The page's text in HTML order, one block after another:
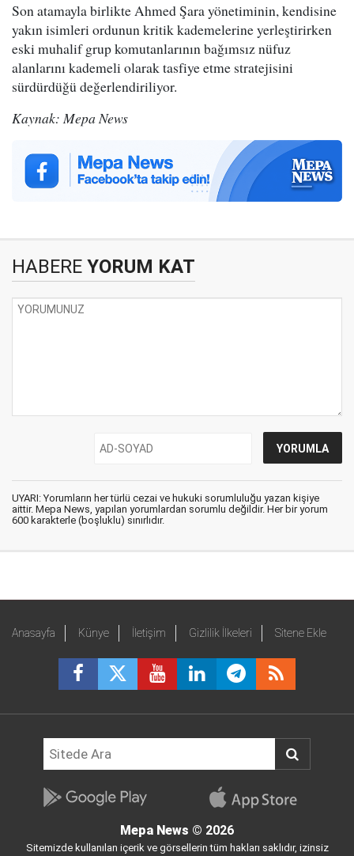
Son atamayla birlikte Ahmed Şara yönetiminin, kendisine
yakın isimleri ordunun kritik kademelerine yerleştirirken
eski muhalif grup komutanlarının bağımsız nüfuz
alanlarını kademeli olarak tasfiye etme stratejisini
sürdürdüğü değerlendiriliyor.
Kaynak: Mepa News
HABERE YORUM KAT
UYARI: Yorumların her türlü cezai ve hukuki sorumluluğu yazan kişiye
aittir. Mepa News, yapılan yorumlardan sorumlu değildir. Her bir yorum
600 karakterle (boşluklu) sınırlıdır.
Anasayfa Künye İletişim Gizlilik İlkeleri Sitene Ekle
Mepa News © 2026
Sitemizde kullanılan içerik ve görsellerin tüm hakları saklıdır, izinsiz